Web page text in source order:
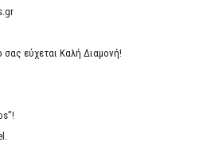
εύχεται Καλή Διαμονή!